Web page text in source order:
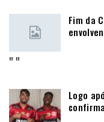
Fim da
" "
Logo